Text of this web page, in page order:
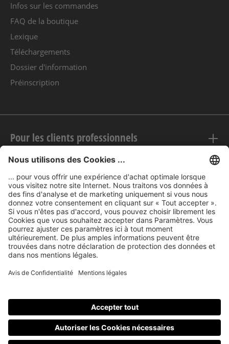
Infos sur les commandes
FAQ de la boutique
Lexique
Téléchargements
Dossier d'information
Préinscription
Pour les clients professionnels
Mentions légales
nubert sur le web
Modes de paiement
Tous les prix incluent la TVA, plus les fraisd'expédition
éventuels frais de livraison, sauf indication contraire.